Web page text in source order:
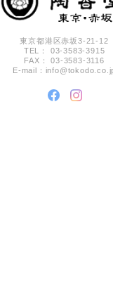
東京都港区赤坂3-21-12
TEL： 03-3583-3915
FAX： 03-3583-3116
E-mail：